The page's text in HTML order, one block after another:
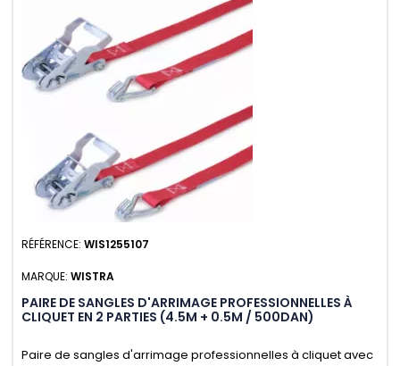
RÉFÉRENCE: WIS1255107
MARQUE: WISTRA
PAIRE DE SANGLES D'ARRIMAGE PROFESSIONNELLES À
CLIQUET EN 2 PARTIES (4.5M + 0.5M / 500DAN)
Paire de sangles d'arrimage professionnelles à cliquet avec